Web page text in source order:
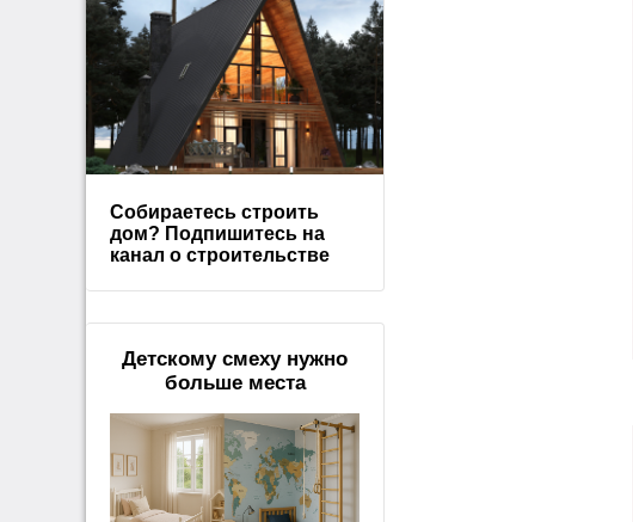
Собираетесь строить
дом? Подпишитесь на
канал о строительстве
Детскому смеху нужно
больше места